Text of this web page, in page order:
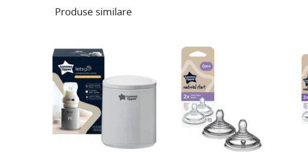
Produse similare